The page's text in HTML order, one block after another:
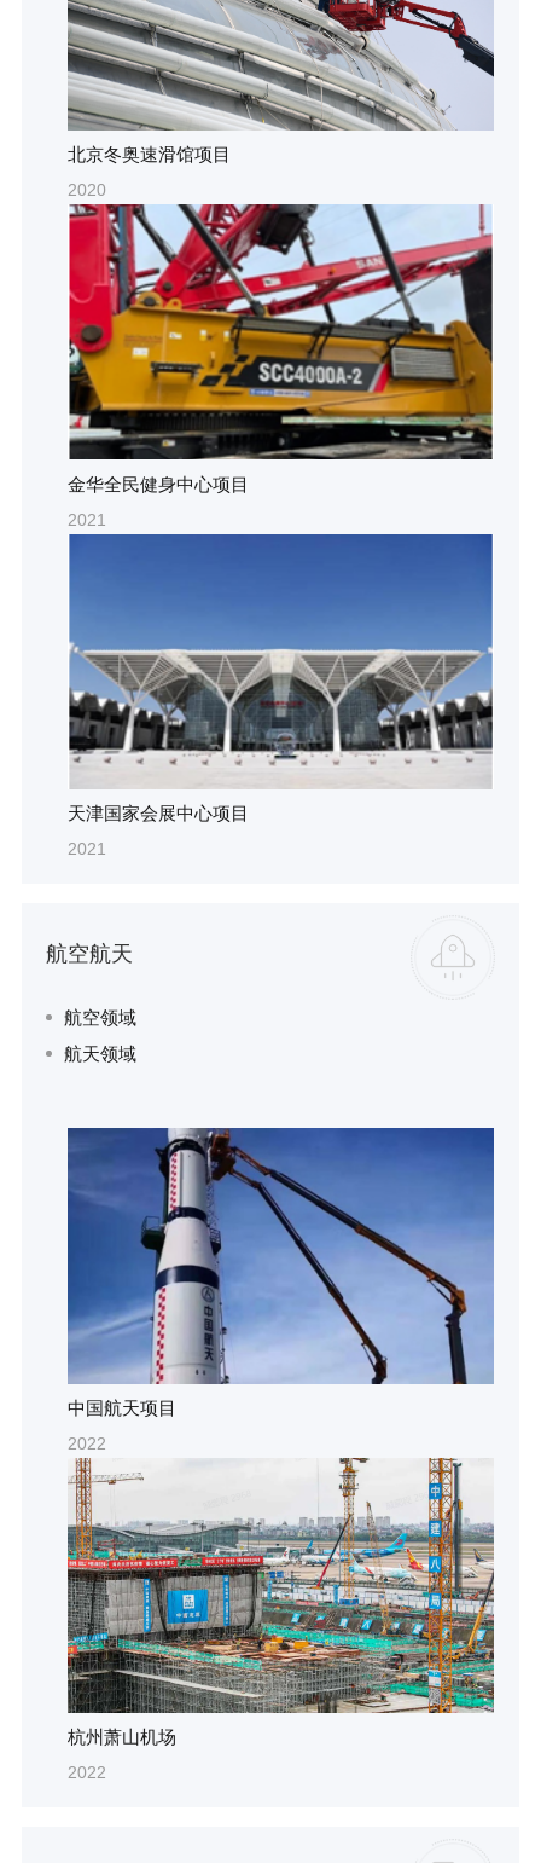
北京冬奥速滑馆项目
2020
金华全民健身中心项目
2021
天津国家会展中心项目
2021
航空航天
航空领域
航天领域
中国航天项目
2022
杭州萧山机场
2022